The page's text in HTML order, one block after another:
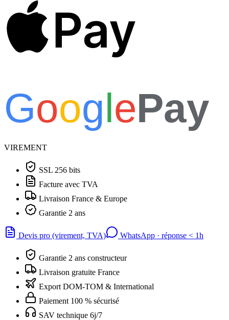
Pay
GooglePay
VIREMENT
SSL 256 bits
Facture avec TVA
Livraison France & Europe
Garantie 2 ans
Devis pro (virement, TVA) WhatsApp · réponse < 1h
Garantie 2 ans constructeur
Livraison gratuite France
Export DOM-TOM & International
Paiement 100 % sécurisé
SAV technique 6j/7